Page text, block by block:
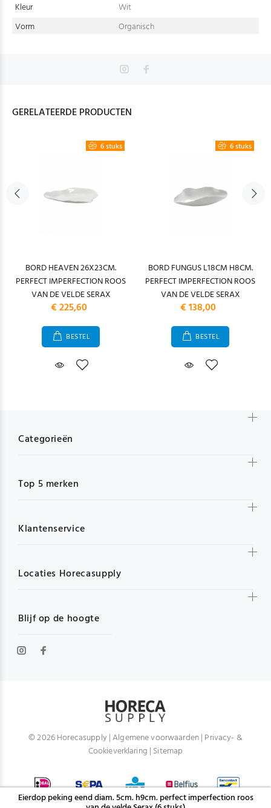
Kleur
Wit
Vorm
Organisch
GERELATEERDE PRODUCTEN
6 stuks
BORD HEAVEN 26X23CM.
PERFECT IMPERFECTION ROOS
VAN DE VELDE SERAX
€ 225,60
BESTEL
6 stuks
BORD FUNGUS L18CM H8CM.
PERFECT IMPERFECTION ROOS
VAN DE VELDE SERAX
€ 138,00
BESTEL
Eierdop peking eend diam. 5cm. h9cm. perfect imperfection roos
Blijf op de hoogte
Categorieën
Top 5 merken
Klantenservice
Locaties Horecasupply
© 2026 Horecasupply |Algemene voorwaarden| Privacy- &
Cookieverklaring | Sitemap